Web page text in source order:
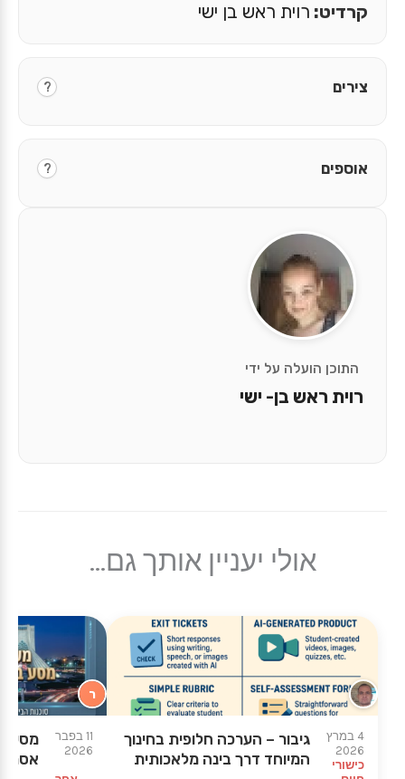
התוכן הועלה על ידי
רוית ראש בן- ישי
קרדיט: רוית ראש בן ישי
צירים ?
אוספים ?
אולי יעניין אותך גם...
4 במרץ
2026
כישורי
גיבור – הערכה חלופית בחינוך
המיוחד דרך בינה מלאכותית
ר
11 בפבר
2026
מסע
אסתר